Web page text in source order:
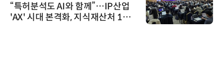
“특허분석도 AI와 함께”…IP산업
'AX' 시대 본격화, 지식재산처 1호